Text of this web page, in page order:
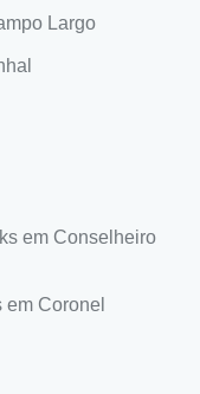
Largo
em Conselheiro
Coronel